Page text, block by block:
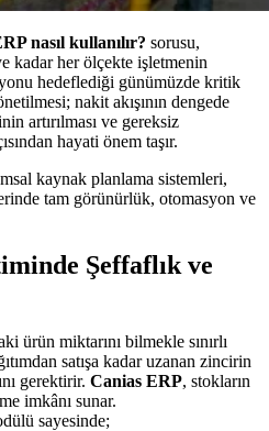
nasıl kullanılır? sorusu,
kadar her ölçekte işletmenin
hedeflediği günümüzde kritik
nakit akışının dengede
artırılması ve gereksiz
hayati önem taşır.
kaynak planlama sistemleri,
tam görünürlük, otomasyon ve
Şeffaflık ve
ürün miktarını bilmekle sınırlı
satışa kadar uzanan zincirin
gerektirir. Canias ERP, stokların
imkânı sunar.
sayesinde;